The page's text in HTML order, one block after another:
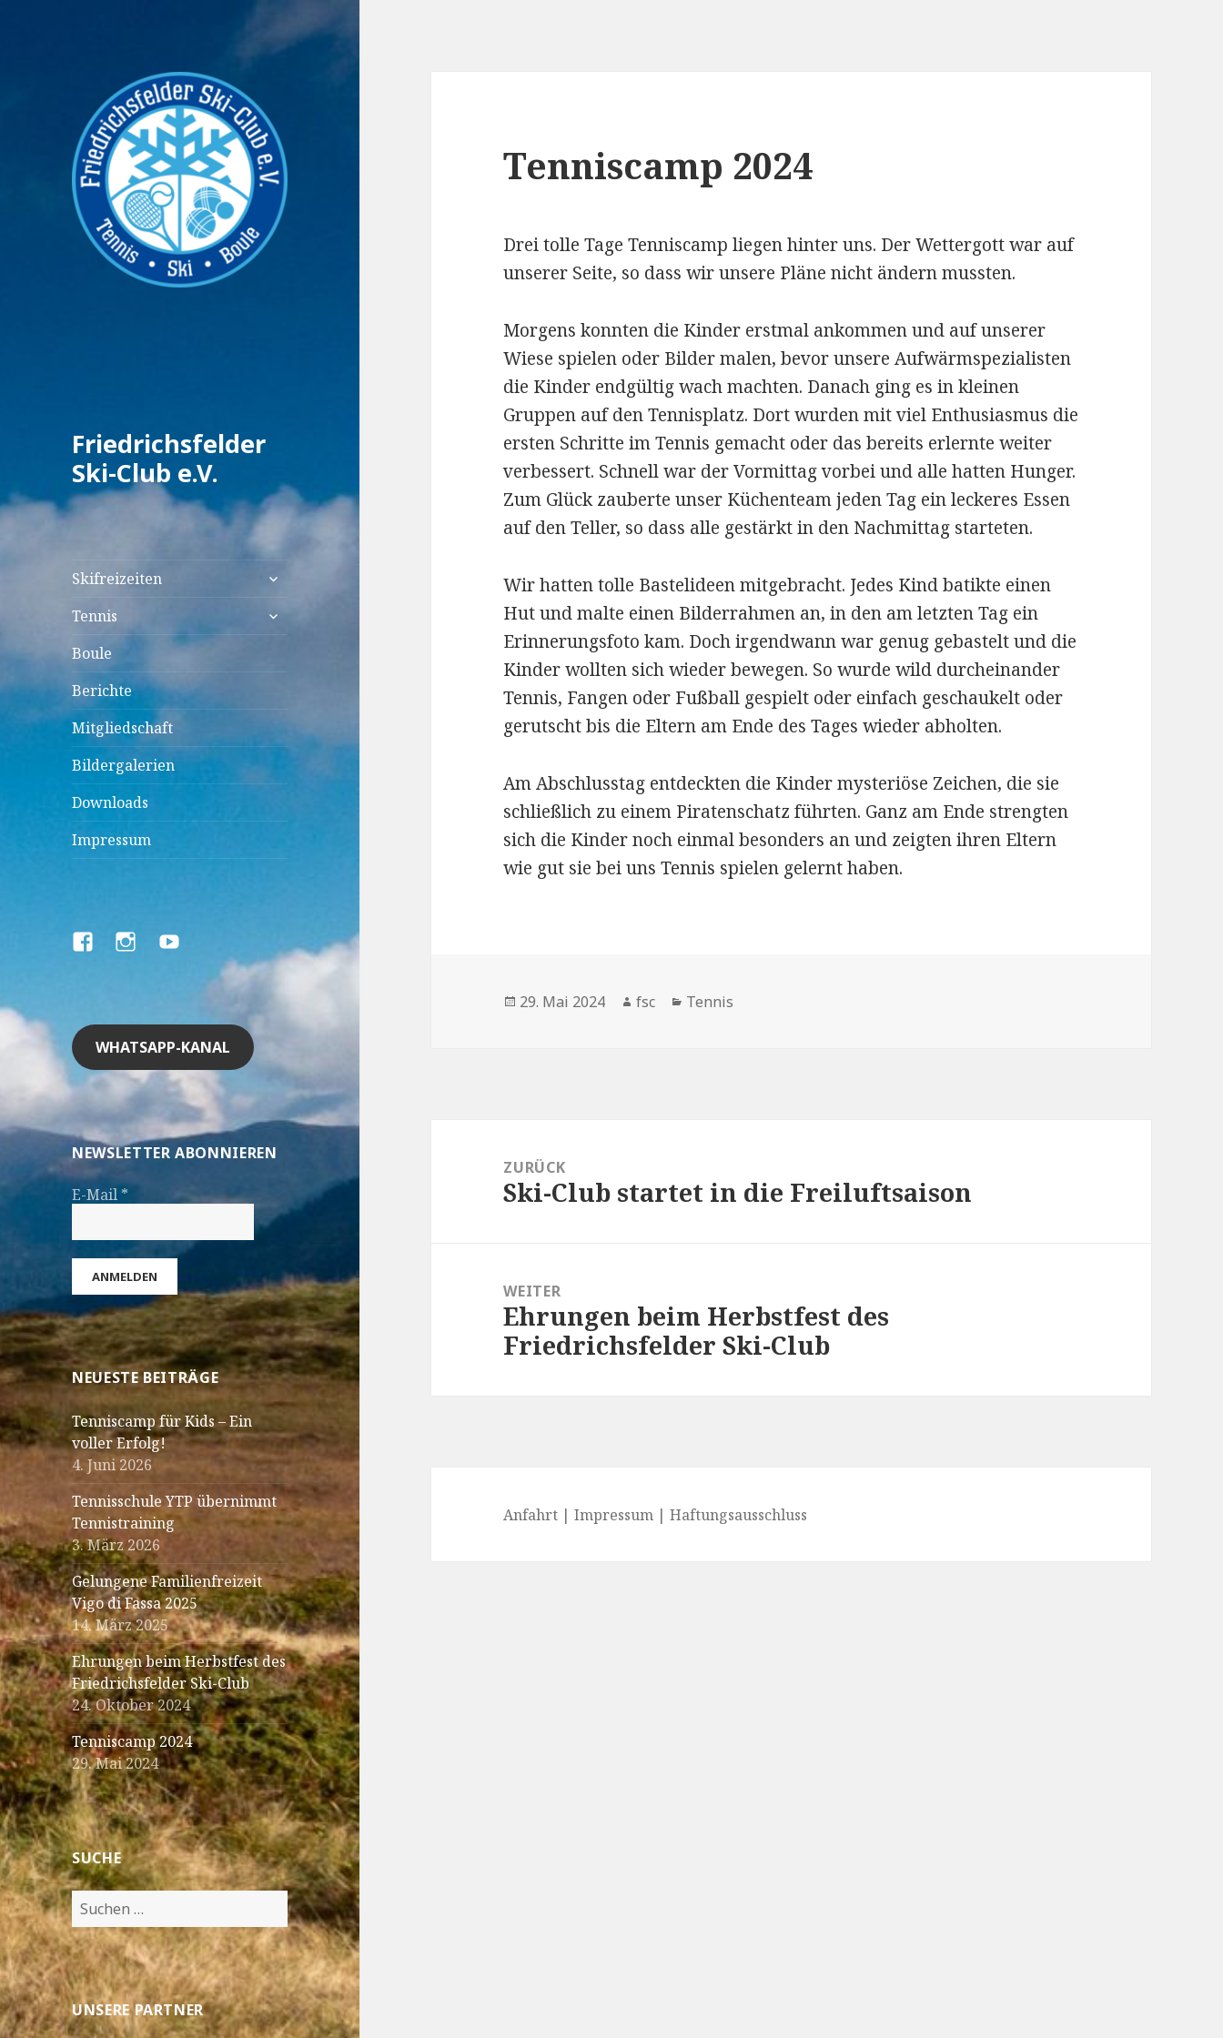
Friedrichsfelder
Ski-Club e.V.
Skifreizeiten
untermenü
Tennis
untermenü
Boule
Berichte
Mitgliedschaft
Bildergalerien
Downloads
Impressum
FacebookInstagramYouTube
WHATSAPP-KANAL
NEWSLETTER ABONNIEREN
E-Mail *
NEUESTE BEITRÄGE
Tenniscamp für Kids – Ein
voller Erfolg!
4. Juni 2026
Tennisschule YTP übernimmt
Tennistraining
3. März 2026
Gelungene Familienfreizeit
Vigo di Fassa 2025
14. März 2025
Ehrungen beim Herbstfest des
Friedrichsfelder Ski-Club
24. Oktober 2024
Tenniscamp 2024
29. Mai 2024
SUCHE
Suche
nach:
UNSERE PARTNER
Tenniscamp 2024
Drei tolle Tage Tenniscamp liegen hinter uns. Der Wettergott war auf
unserer Seite, so dass wir unsere Pläne nicht ändern mussten.
Morgens konnten die Kinder erstmal ankommen und auf unserer
Wiese spielen oder Bilder malen, bevor unsere Aufwärmspezialisten
die Kinder endgültig wach machten. Danach ging es in kleinen
Gruppen auf den Tennisplatz. Dort wurden mit viel Enthusiasmus die
ersten Schritte im Tennis gemacht oder das bereits erlernte weiter
verbessert. Schnell war der Vormittag vorbei und alle hatten Hunger.
Zum Glück zauberte unser Küchenteam jeden Tag ein leckeres Essen
auf den Teller, so dass alle gestärkt in den Nachmittag starteten.
Wir hatten tolle Bastelideen mitgebracht. Jedes Kind batikte einen
Hut und malte einen Bilderrahmen an, in den am letzten Tag ein
Erinnerungsfoto kam. Doch irgendwann war genug gebastelt und die
Kinder wollten sich wieder bewegen. So wurde wild durcheinander
Tennis, Fangen oder Fußball gespielt oder einfach geschaukelt oder
gerutscht bis die Eltern am Ende des Tages wieder abholten.
Am Abschlusstag entdeckten die Kinder mysteriöse Zeichen, die sie
schließlich zu einem Piratenschatz führten. Ganz am Ende strengten
sich die Kinder noch einmal besonders an und zeigten ihren Eltern
wie gut sie bei uns Tennis spielen gelernt haben.
Veröffentlicht
29. Mai 2024 Autor
fsc Kategorien
Tennis
ZURÜCK
Vorheriger
Ski-Club startet in die Freiluftsaison
WEITER
Nächster
Beitrag:
Ehrungen beim Herbstfest des
Friedrichsfelder Ski-Club
Anfahrt |Impressum |Haftungsausschluss